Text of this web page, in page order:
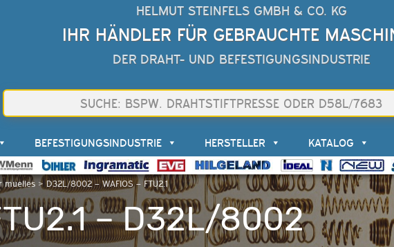
HELMUT STEINFELS GMBH & CO. KG
IHR HÄNDLER FÜR GEBRAUCHTE
DER DRAHT- UND BEFESTIGUNGSINDUSTRIE
muelles> D32L/8002 – WAFIOS – FTU2.1
BEFESTIGUNGSINDUSTRIE HERSTELLER KATALOG
– D32L/8002